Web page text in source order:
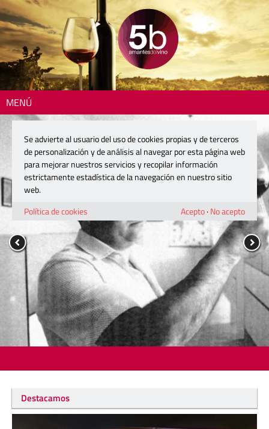
MENÚ
Destacamos
Se advierte al usuario del uso de cookies propias y de terceros
de personalización y de análisis al navegar por esta página web
para mejorar nuestros servicios y recopilar información
estrictamente estadística de la navegación en nuestro sitio
web.
Política de cookies
Acepto· No acepto